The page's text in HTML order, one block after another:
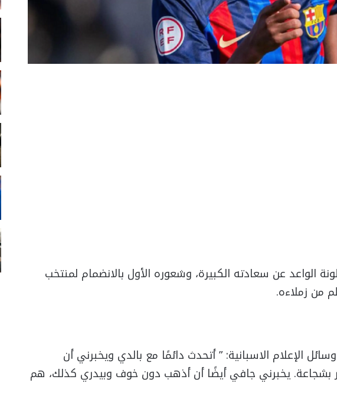
الواعد عن سعادته الكبيرة، وشعوره الأول بالانضمام لمنتخب
من زملاءه.
الإعلام الاسبانية: ” أتحدث دائمًا مع بالدي ويخبرني أن
بشجاعة. يخبرني جافي أيضًا أن أذهب دون خوف وبيدري كذلك، هم